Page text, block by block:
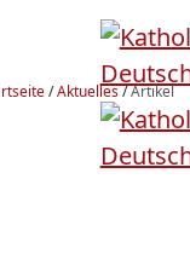
/Aktuelles/Artikel